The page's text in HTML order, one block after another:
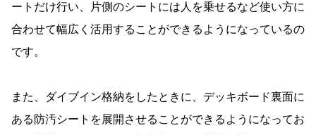
ートだけ行い、片側のシートには人を乗せるなど使い方に
合わせて幅広く活用することができるようになっているの
です。
また、ダイブイン格納をしたときに、デッキボード裏面に
ある防汚シートを展開させることができるようになってお